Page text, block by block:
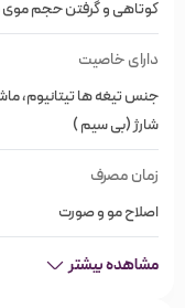
میلی‌متر)
بابیلیس – Babyliss
کوتاهی و گرفتن حجم
دارای خاصیت
جنس تیغه ها تیتانیوم،
شارژ (بی سیم )
زمان مصرف
اصلاح مو و صورت
مشاهده بیشتر